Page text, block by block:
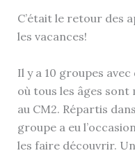
C’était le retour des
les vacances!
Il y a 10 groupes
où tous les âges
au CM2. Répartis
groupe a eu
les faire découvrir.